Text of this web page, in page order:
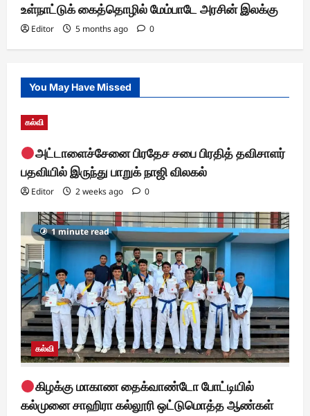
உள்நாட்டுக் கைத்தொழில் மேம்பாடே அரசின் இலக்கு
Editor 5 months ago 0
You May Have Missed
கல்வி
அட்டாளைச்சேனை பிரதேச சபை பிரதித் தவிசாளர்
பதவியில் இருந்து பாறுக் நாஜி விலகல்
Editor 2 weeks ago 0
1 minute read
கல்வி
கிழக்கு மாகாண தைக்வாண்டோ போட்டியில்
கல்முனை சாஹிரா கல்லூரி ஒட்டுமொத்த ஆண்கள்